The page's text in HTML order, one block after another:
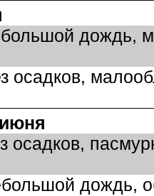
дождь,
дождь,